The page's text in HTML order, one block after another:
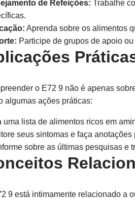
de Refeições: Trabalhe
Aprenda sobre os alimentos
Participe de grupos de apoio
o E72 9 não é apenas
algumas ações práticas:
uma lista de alimentos ricos em
seus sintomas e faça
sobre as últimas pesquisas e
9 está intimamente relacionado a